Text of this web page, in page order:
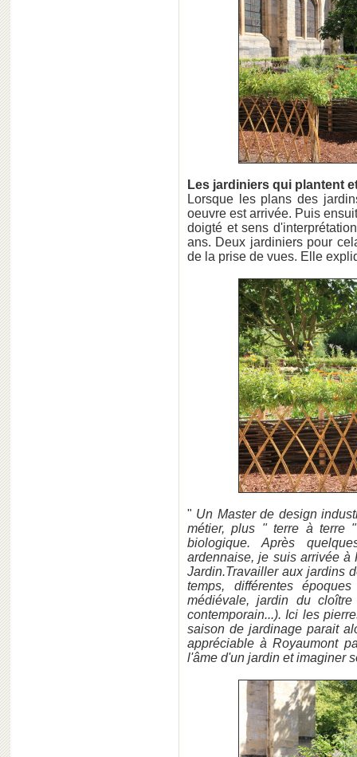
Les jardiniers qui plantent
Lorsque les plans des
oeuvre est arrivée. Puis
doigté et sens
ans. Deux jardiniers pour
de la prise de vues. Elle
" Un Master de design
métier, plus " terre à terre
biologique. Après
ardennaise, je suis arrivée à
Jardin.Travailler aux jardins
temps, différentes
médiévale, jardin du
contemporain...). Ici les
saison de jardinage parait
appréciable à Royaumont
l'âme d'un jardin et imaginer